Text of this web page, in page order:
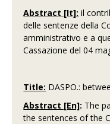
Abstract [It]: il
delle sentenze della
amministrativo e a
Cassazione del 04
Title: DASPO.:
Abstract [En]: The
the sentences of the